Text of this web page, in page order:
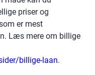
priser og
er mest
Læs mere om billige
billige-laan.